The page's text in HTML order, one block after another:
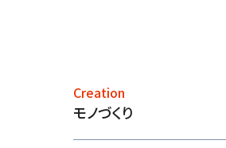
Creation
モノづくり